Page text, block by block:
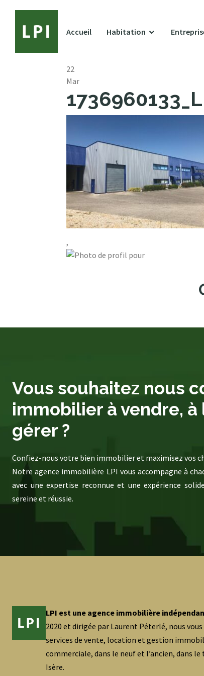
Accueil Habitation
22
Mar
,
Vous souhaitez nous
immobilier à vendre, à
gérer ?
Confiez-nous votre bien immobilier et maximisez vos
Notre agence immobilière LPI vous accompagne à
avec une expertise reconnue et une expérience
sereine et réussie.
LPI est une agence immobilière
2020 et dirigée par Laurent Péterlé, nous
services de vente, location et gestion
commerciale, dans le neuf et l’ancien, dans
Isère.